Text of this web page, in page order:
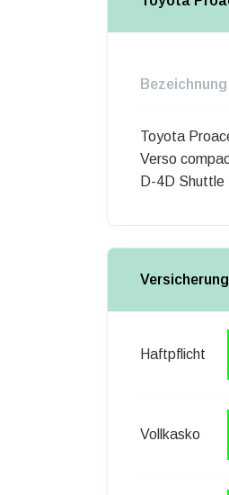
Bezeichnung
Toyota
Verso
D-4D Shuttle
Haftpflicht
Vollkasko